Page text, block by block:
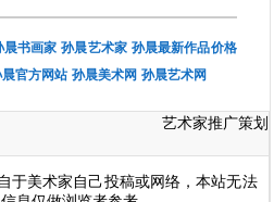
晨书画家 孙晨艺术家 孙晨最新作品价格
晨官方网站 孙晨美术网 孙晨艺术网
艺术家推广策划
于美术家自己投稿或网络，本站无法